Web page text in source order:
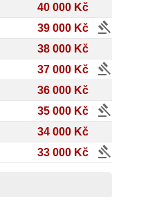
40 000 Kč
39 000 Kč gavel
38 000 Kč
37 000 Kč gavel
36 000 Kč
35 000 Kč gavel
34 000 Kč
33 000 Kč
gavel